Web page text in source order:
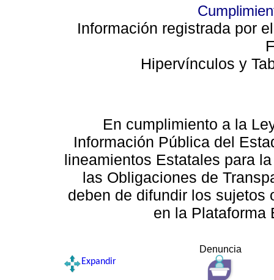
Información registrada por
Hipervínculos y
En cumplimiento a la
Información Pública del
lineamientos Estatales para
las Obligaciones de
deben de difundir los sujetos
en la Plataforma
Denuncia
Expandir